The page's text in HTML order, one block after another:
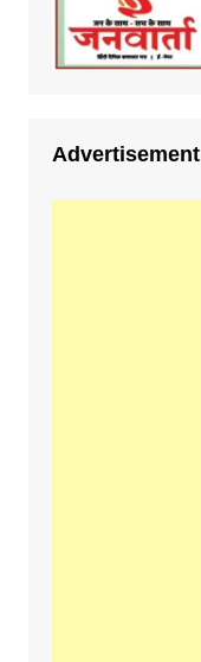
Advertisement